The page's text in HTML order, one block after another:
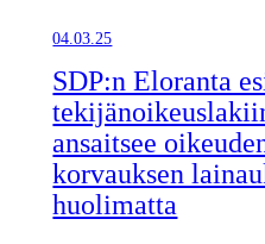
04.03.25
SDP:n Eloranta
ansaitsee
korvauksen
huolimatta